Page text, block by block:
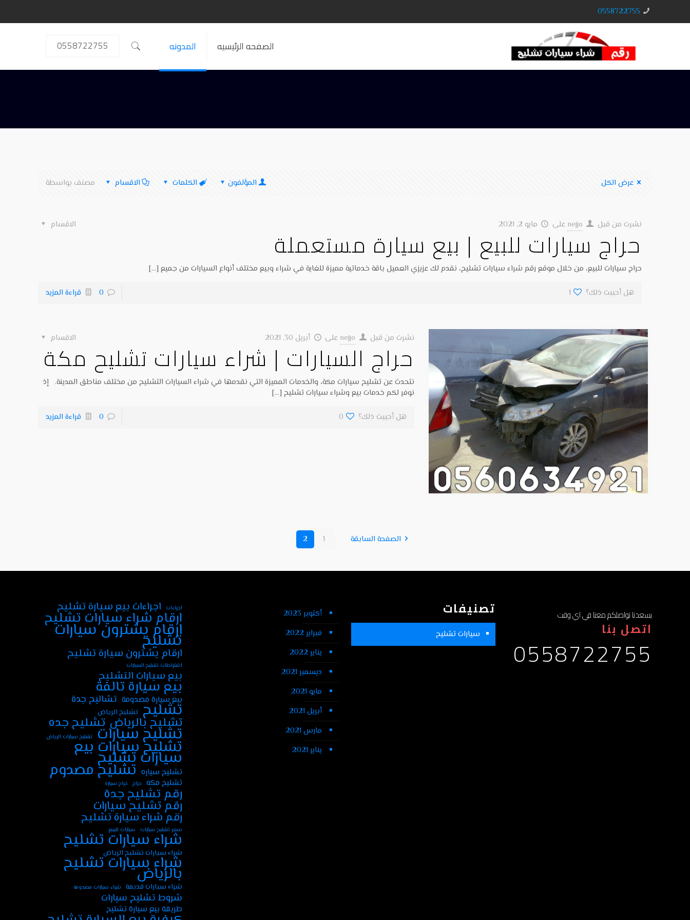
0558722755
الصفحه الرئيسيه المدونه 0558722755
مصنف بواسطة الاقسام الكلمات المؤلفون عرض الكل
نشرت من قبل nejjo على مايو 2, 2021 الاقسام حراج سيارات للبيع | بيع سيارة مستعملة
حراج سيارات للبيع، من خلال موقع رقم شراء سيارات تشليح، نقدم لك عزيزي العميل باقة خدماتية مميزة للغاية في شراء وبيع مختلف أنواع السيارات من جميع […]
هل أحببت ذلك؟ 1
0 قراءة المزيد
نشرت من قبل nejjo على أبريل 30, 2021 الاقسام
حراج السيارات | شراء سيارات تشليح مكة
نتحدث عن تشليح سيارات مكة، والخدمات المميزة التي نقدمها في شراء السيارات التشليح من مختلف مناطق المدينة. إذ
نوفر لكم خدمات بيع وشراء سيارات تشليح[…]
هل أحببت ذلك؟ 0
0 قراءة المزيد
الصفحة السابقة 1
2
يسعدنا تواصلكم معنا في اي وقت
اتصل بنا
0558722755
تصنيفات
سيارات تشليح
أكتوبر 2023
فبراير 2022
يناير 2022
ديسمبر 2021
مايو 2021
أبريل 2021
مارس 2021
يناير 2021
اجراءات اجراءات بيع سيارة تشليح
ارقام شراء سيارات تشليح
ارقام يشترون سيارات
تشليح
ارقام يشترون سيارة تشليح
اشتراطات تشليح السيارات
بيع سيارات التشليح
بيع سيارة تالفة
بيع سيارة مصدومة تشاليح جدة تشليح تشليح الرياض
تشليح بالرياض تشليح جدهتشليح سيارات تشليح سيارات الرياضتشليح سيارات بيع
سيارات تشليح
تشليح سياره تشليح مصدوم
تشليح مكه حراج حراج سيارة
رقم تشليح جدة
رقم تشليح سيارات
رقم شراء سيارة تشليح
سعر تشليح سيارات سيارات للبيع
شراء سيارات تشليح
شراء سيارات تشليح الرياض
شراء سيارات تشليح
بالرياض
شراء سيارات قديمة شراء سيارات مصدومة
شروط تشليح سيارات
طريقة بيع سيارة تشليح